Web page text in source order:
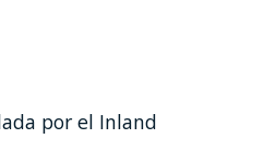
por el Inland